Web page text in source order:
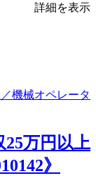
詳細を表示
25万円以上
》